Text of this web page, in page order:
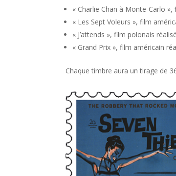
« Charlie Chan à Monte-Carlo
« Les Sept Voleurs », film
« J’attends », film polonais
« Grand Prix », film américain
Chaque timbre aura un tirage de